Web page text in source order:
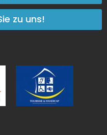
zu uns!